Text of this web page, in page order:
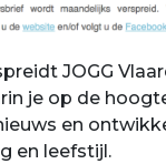
JOGG
je op de
en
en leefstijl.